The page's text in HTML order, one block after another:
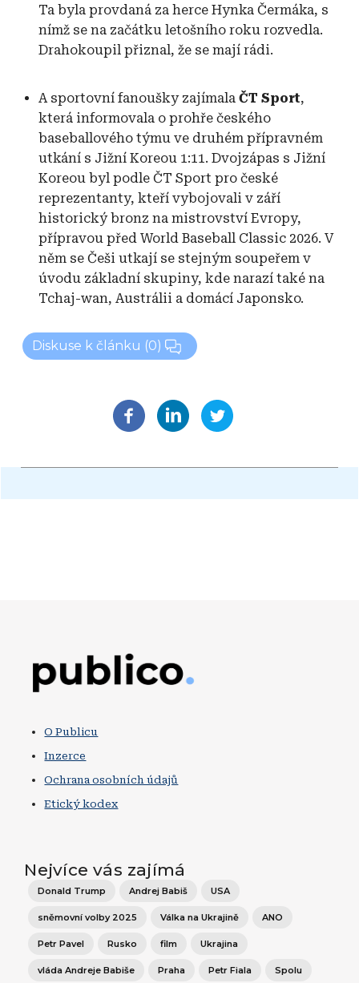
Ta byla provdaná za herce Hynka Čermáka, s
nímž se na začátku letošního roku rozvedla.
Drahokoupil přiznal, že se mají rádi.
A sportovní fanoušky zajímalaČT Sport,
která informovala o prohře českého
baseballového týmu ve druhém přípravném
utkání s Jižní Koreou 1:11. Dvojzápas s Jižní
Koreou byl podle ČT Sport pro české
reprezentanty, kteří vybojovali v září
historický bronz na mistrovství Evropy,
přípravou před World Baseball Classic 2026. V
něm se Češi utkají se stejným soupeřem v
úvodu základní skupiny, kde narazí také na
Tchaj-wan, Austrálii a domácí Japonsko.
Diskuse k článku (0)
O Publicu
Inzerce
Ochrana osobních údajů
Etický kodex
Nejvíce vás zajímá
Donald Trump Andrej Babiš USA
sněmovní volby 2025 Válka na Ukrajině ANO
Petr Pavel Rusko film Ukrajina
vláda Andreje Babiše Praha Petr Fiala Spolu